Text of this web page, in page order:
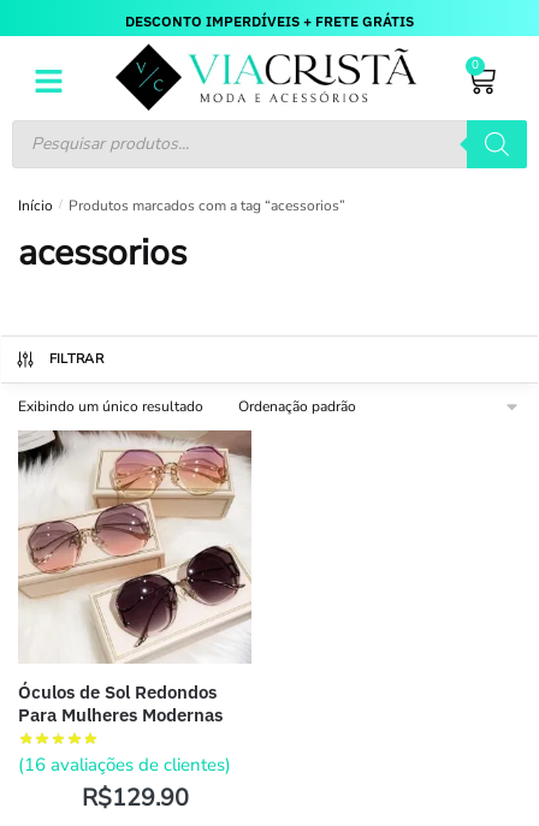
DESCONTO IMPERDÍVEIS + FRETE GRÁTIS
0
Início / Produtos marcados com a tag “acessorios”
acessorios
FILTRAR
Exibindo um único resultado
Óculos de Sol Redondos
Para Mulheres Modernas
(16 avaliações de clientes)
R$129.90